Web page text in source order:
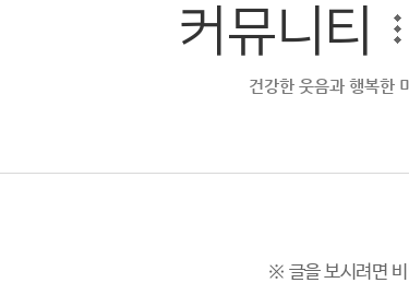
커뮤니티
건강한 웃음과 행복한
※ 글을 보시려면